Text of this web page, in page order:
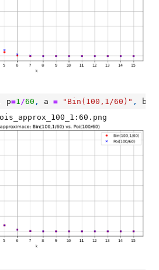
p=1/60 , a = "Bin(100,1/60)" , b